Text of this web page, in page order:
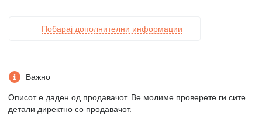
Побарај дополнителни информации
Важно
Описот е даден од продавачот. Ве молиме проверете ги сите
детали директно со продавачот.